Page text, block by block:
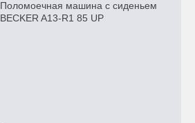
Поломоечная машина с сиденьем
BECKER A13-R1 85 UP